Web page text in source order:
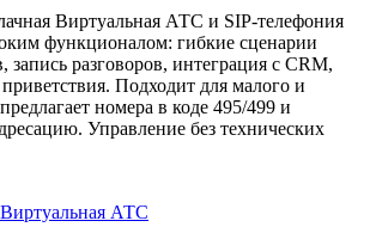
Виртуальная АТС и SIP-телефония
функционалом: гибкие сценарии
запись разговоров, интеграция с CRM,
Подходит для малого и
номера в коде 495/499 и
Управление без технических
Виртуальная АТС